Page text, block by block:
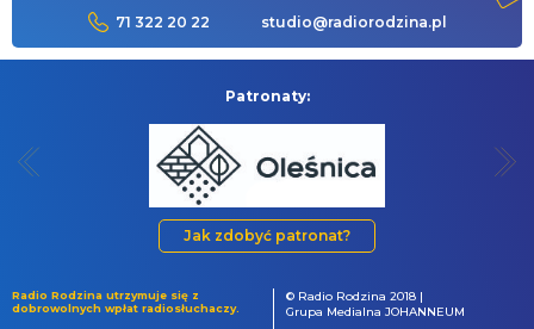
71 322 20 22 studio@radiorodzina.pl
Patronaty:
Jak zdobyć patronat?
Radio Rodzina utrzymuje się z
dobrowolnych wpłat radiosłuchaczy.
© Radio Rodzina 2018 |
Grupa Medialna JOHANNEUM